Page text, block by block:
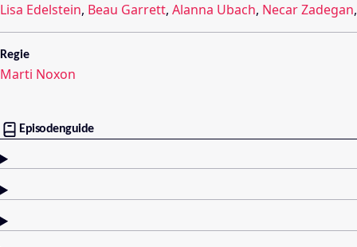
Lisa Edelstein, Beau Garrett, Alanna Ubach, Necar Zadegan
Regie
Marti Noxon
Episodenguide